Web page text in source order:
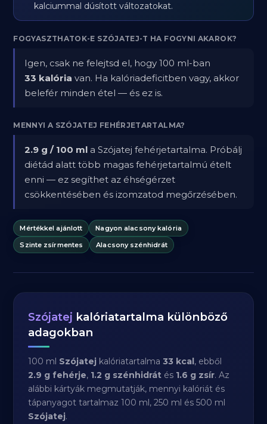
kalciummal dúsított változatokat.
FOGYASZTHATOK-E SZÓJATEJ-T HA FOGYNI AKAROK?
Igen, csak ne felejtsd el, hogy 100 ml-ban
33 kalória van. Ha kalóriadeficitben vagy, akkor
belefér minden étel — és ez is.
MENNYI A SZÓJATEJ FEHÉRJETARTALMA?
2.9 g / 100 ml a Szójatej fehérjetartalma. Próbálj
diétád alatt több magas fehérjetartalmú ételt
enni — ez segíthet az éhségérzet
csökkentésében és izomzatod megőrzésében.
Mértékkel ajánlott
Nagyon alacsony kalória
Szinte zsírmentes
Alacsony szénhidrát
Szójatej kalóriatartalma különböző
adagokban
100 ml Szójatej kalóriatartalma33 kcal, ebből
2.9 g fehérje, 1.2 g szénhidrát és 1.6 g zsír. Az
alábbi kártyák megmutatják, mennyi kalóriát és
tápanyagot tartalmaz 100 ml, 250 ml és 500 ml
Szójatej.